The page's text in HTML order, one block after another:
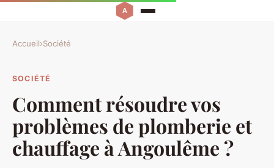
Accueil›Société
SOCIÉTÉ
Comment résoudre vos
problèmes de plomberie et
chauffage à Angoulême ?